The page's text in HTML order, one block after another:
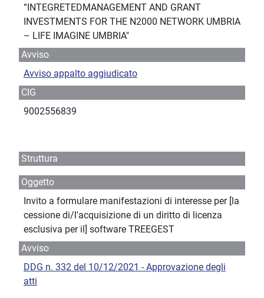
“INTEGRETEDMANAGEMENT AND GRANT
INVESTMENTS FOR THE N2000 NETWORK UMBRIA
– LIFE IMAGINE UMBRIA"
Avviso
Avviso appalto aggiudicato
CIG
9002556839
Struttura
Oggetto
Invito a formulare manifestazioni di interesse per [la
cessione di/l'acquisizione di un diritto di licenza
esclusiva per il] software TREEGEST
Avviso
DDG n. 332 del 10/12/2021 - Approvazione degli
atti